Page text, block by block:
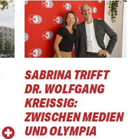
SABRINA TRIFFT
DR. WOLFGANG
KREISSIG: Z
WISCHEN MEDIEN U
ND OLYMPIA